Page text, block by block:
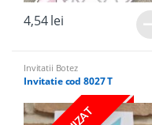
4,54lei
Invitatii Botez
Invitatie cod 8027 T